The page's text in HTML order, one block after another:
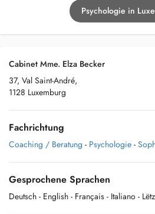
Psychologie in
Cabinet Mme. Elza Becker
37, Val Saint-André,
1128 Luxemburg
Fachrichtung
Coaching / Beratung - Psychologie -
Gesprochene Sprachen
Deutsch - English - Français - Italiano -